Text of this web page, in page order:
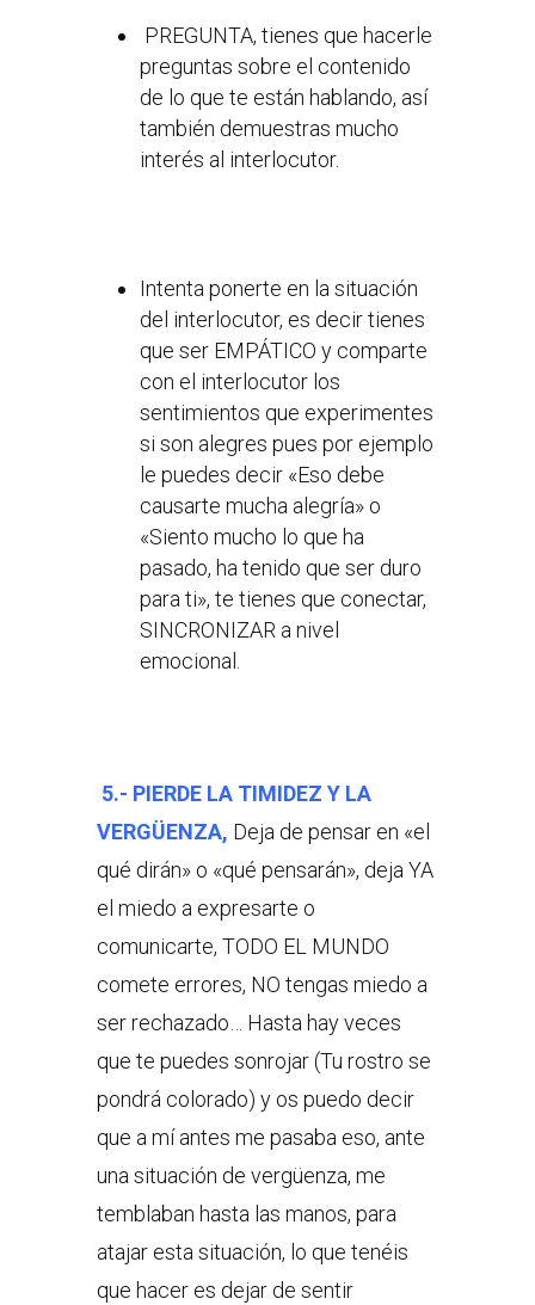
PREGUNTA, tienes que hacerle
preguntas sobre el contenido
de lo que te están hablando, así
también demuestras mucho
interés al interlocutor.
Intenta ponerte en la situación
del interlocutor, es decir tienes
que ser EMPÁTICO y comparte
con el interlocutor los
sentimientos que experimentes
si son alegres pues por ejemplo
le puedes decir «Eso debe
causarte mucha alegría» o
«Siento mucho lo que ha
pasado, ha tenido que ser duro
para ti», te tienes que conectar,
SINCRONIZAR a nivel
emocional.
5.- PIERDE LA TIMIDEZ Y LA
VERGÜENZA, Deja de pensar en «el
qué dirán» o «qué pensarán», deja YA
el miedo a expresarte o
comunicarte, TODO EL MUNDO
comete errores, NO tengas miedo a
ser rechazado… Hasta hay veces
que te puedes sonrojar (Tu rostro se
pondrá colorado) y os puedo decir
que a mí antes me pasaba eso, ante
una situación de vergüenza, me
temblaban hasta las manos, para
atajar esta situación, lo que tenéis
que hacer es dejar de sentir